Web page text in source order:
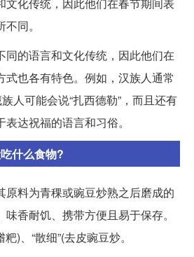
同。
同的语言和文化传统，因此他们在
式也各有特色。例如，汉族人通常
人可能会说“扎西德勒”，而且还有
达祝福的语言和习俗。
什么食物?
原料为青稞或豌豆炒熟之后磨成的
香耐饥、携带方便且易于保存。
)、“散细”(去皮豌豆炒。